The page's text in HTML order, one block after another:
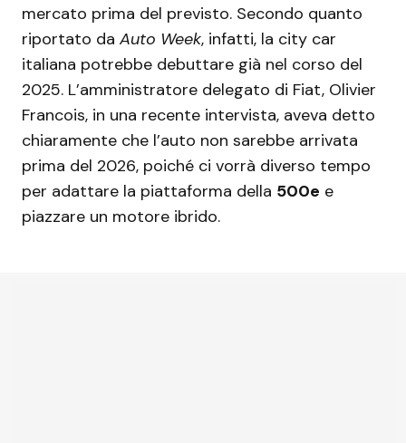
mercato prima del previsto. Secondo quanto
riportato da Auto Week, infatti, la city car
italiana potrebbe debuttare già nel corso del
2025. L’amministratore delegato di Fiat, Olivier
Francois, in una recente intervista, aveva detto
chiaramente che l’auto non sarebbe arrivata
prima del 2026, poiché ci vorrà diverso tempo
per adattare la piattaforma della 500e e
piazzare un motore ibrido.